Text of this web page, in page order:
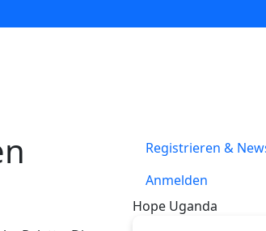
Registrieren &
Anmelden
Hope Uganda